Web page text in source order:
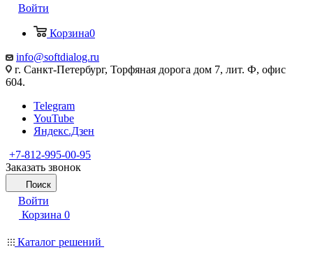
Войти
Корзина0
info@softdialog.ru
г. Санкт-Петербург, Торфяная дорога дом 7, лит. Ф, офис
604.
Telegram
YouTube
Яндекс.Дзен
+7-812-995-00-95
Заказать звонок
Поиск
Войти
Корзина 0
Каталог решений